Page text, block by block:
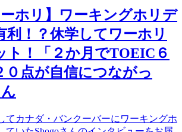
ーホリ】ワーキングホリデ
利！？休学してワーホリ
ト！「２か月でTOEIC６
０点が自信につながっ
てカナダ・バンクーバーにワーキングホ